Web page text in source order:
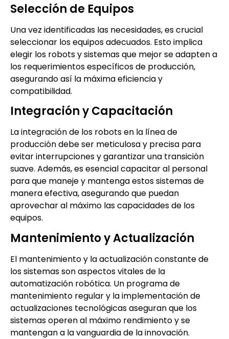
Selección de Equipos
Una vez identificadas las necesidades, es crucial
seleccionar los equipos adecuados. Esto implica
elegir los robots y sistemas que mejor se adapten a
los requerimientos específicos de producción,
asegurando así la máxima eficiencia y
compatibilidad.
Integración y Capacitación
La integración de los robots en la línea de
producción debe ser meticulosa y precisa para
evitar interrupciones y garantizar una transición
suave. Además, es esencial capacitar al personal
para que maneje y mantenga estos sistemas de
manera efectiva, asegurando que puedan
aprovechar al máximo las capacidades de los
equipos.
Mantenimiento y Actualización
El mantenimiento y la actualización constante de
los sistemas son aspectos vitales de la
automatización robótica. Un programa de
mantenimiento regular y la implementación de
actualizaciones tecnológicas aseguran que los
sistemas operen al máximo rendimiento y se
mantengan a la vanguardia de la innovación.